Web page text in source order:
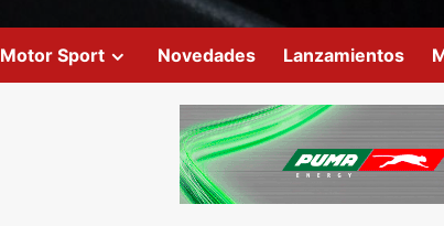
Motor Sport Novedades Lanzamientos